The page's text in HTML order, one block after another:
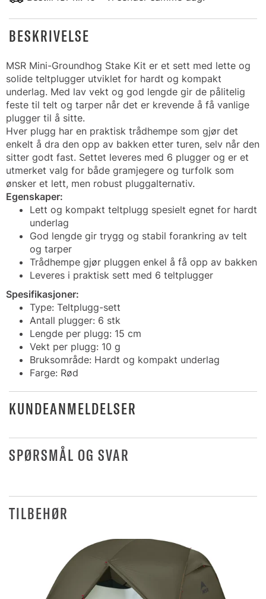
BESKRIVELSE
MSR Mini-Groundhog Stake Kit er et sett med lette og
solide teltplugger utviklet for hardt og kompakt
underlag. Med lav vekt og god lengde gir de pålitelig
feste til telt og tarper når det er krevende å få vanlige
plugger til å sitte.
Hver plugg har en praktisk trådhempe som gjør det
enkelt å dra den opp av bakken etter turen, selv når den
sitter godt fast. Settet leveres med 6 plugger og er et
utmerket valg for både gramjegere og turfolk som
ønsker et lett, men robust pluggalternativ.
Egenskaper:
Lett og kompakt teltplugg spesielt egnet for hardt
underlag
God lengde gir trygg og stabil forankring av telt
og tarper
Trådhempe gjør pluggen enkel å få opp av bakken
Leveres i praktisk sett med 6 teltplugger
Spesifikasjoner:
Type: Teltplugg-sett
Antall plugger: 6 stk
Lengde per plugg: 15 cm
Vekt per plugg: 10 g
Bruksområde: Hardt og kompakt underlag
Farge: Rød
KUNDEANMELDELSER
SPØRSMÅL OG SVAR
TILBEHØR